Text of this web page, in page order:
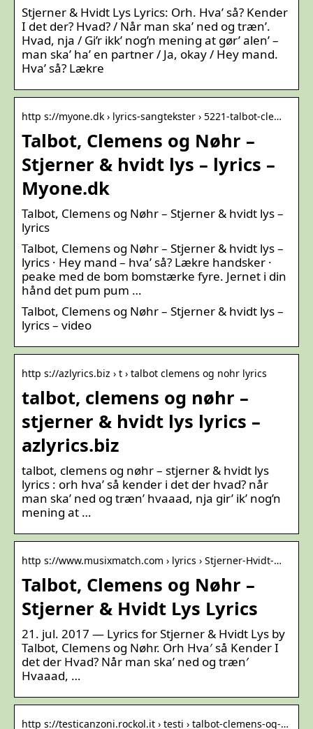
Stjerner & Hvidt Lys Lyrics: Orh. Hva’ så? Kender
I det der? Hvad? / Når man ska’ ned og træn’.
Hvad, nja / Gi’r ikk’ nog’n mening at gør’ alen’ –
man ska’ ha’ en partner / Ja, okay / Hey mand.
Hva’ så? Lækre
http s://myone.dk › lyrics-sangtekster › 5221-talbot-cle…
Talbot, Clemens og Nøhr –
Stjerner & hvidt lys – lyrics –
Myone.dk
Talbot, Clemens og Nøhr – Stjerner & hvidt lys –
lyrics
Talbot, Clemens og Nøhr – Stjerner & hvidt lys –
lyrics · Hey mand – hva’ så? Lækre handsker ·
peake med de bom bomstærke fyre. Jernet i din
hånd det pum pum …
Talbot, Clemens og Nøhr – Stjerner & hvidt lys –
lyrics – video
http s://azlyrics.biz › t › talbot clemens og nohr lyrics
talbot, clemens og nøhr –
stjerner & hvidt lys lyrics –
azlyrics.biz
talbot, clemens og nøhr – stjerner & hvidt lys
lyrics : orh hva’ så kender i det der hvad? når
man ska’ ned og træn’ hvaaad, nja gir’ ik’ nog’n
mening at …
http s://www.musixmatch.com › lyrics › Stjerner-Hvidt-…
Talbot, Clemens og Nøhr –
Stjerner & Hvidt Lys Lyrics
21. jul. 2017 — Lyrics for Stjerner & Hvidt Lys by
Talbot, Clemens og Nøhr. Orh Hva′ så Kender I
det der Hvad? Når man ska’ ned og træn′
Hvaaad, …
http s://testicanzoni.rockol.it › testi › talbot-clemens-og-…